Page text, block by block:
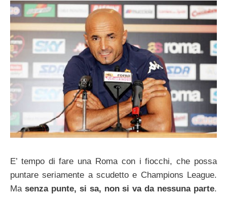
E’ tempo di fare una Roma con i fiocchi, che possa
puntare seriamente a scudetto e Champions League.
Ma senza punte, si sa, non si va da nessuna parte.